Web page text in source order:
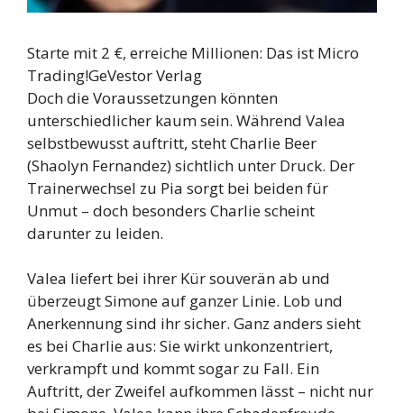
Starte mit 2 €, erreiche Millionen: Das ist Micro
Trading!GeVestor Verlag
Doch die Voraussetzungen könnten
unterschiedlicher kaum sein. Während Valea
selbstbewusst auftritt, steht Charlie Beer
(Shaolyn Fernandez) sichtlich unter Druck. Der
Trainerwechsel zu Pia sorgt bei beiden für
Unmut – doch besonders Charlie scheint
darunter zu leiden.
Valea liefert bei ihrer Kür souverän ab und
überzeugt Simone auf ganzer Linie. Lob und
Anerkennung sind ihr sicher. Ganz anders sieht
es bei Charlie aus: Sie wirkt unkonzentriert,
verkrampft und kommt sogar zu Fall. Ein
Auftritt, der Zweifel aufkommen lässt – nicht nur